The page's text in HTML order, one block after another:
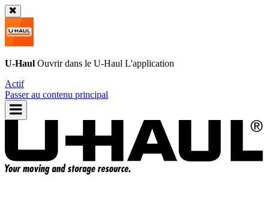
U-Haul Ouvrir dans le U-Haul L'application
Actif
Passer au contenu principal